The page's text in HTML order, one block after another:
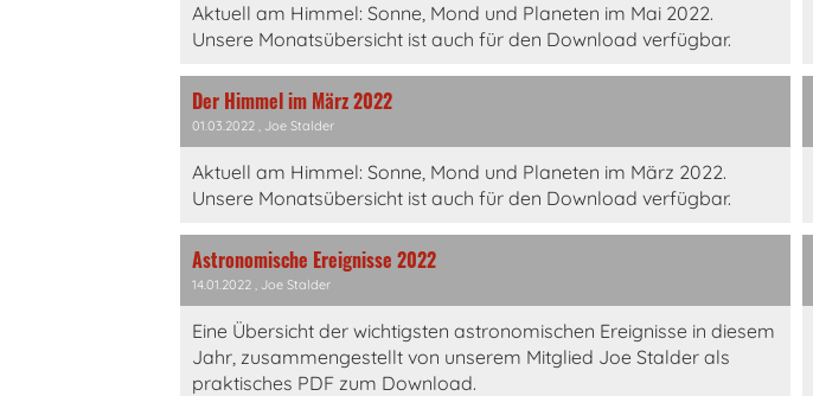
Aktuell am Himmel: Sonne, Mond und Planeten im Mai 2022.
Unsere Monatsübersicht ist auch für den Download verfügbar.
Der Himmel im März 2022
01.03.2022 , Joe Stalder
Aktuell am Himmel: Sonne, Mond und Planeten im März 2022.
Unsere Monatsübersicht ist auch für den Download verfügbar.
Astronomische Ereignisse 2022
14.01.2022 , Joe Stalder
Eine Übersicht der wichtigsten astronomischen Ereignisse in diesem
Jahr, zusammengestellt von unserem Mitglied Joe Stalder als
praktisches PDF zum Download.